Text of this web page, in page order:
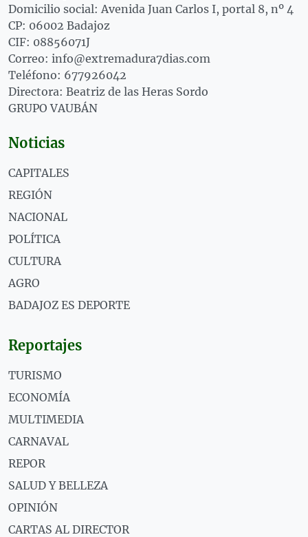
Domicilio social: Avenida Juan Carlos I, portal 8, nº 4
CP: 06002 Badajoz
CIF: 08856071J
Correo: info@extremadura7dias.com
Teléfono: 677926042
Directora: Beatriz de las Heras Sordo
GRUPO VAUBÁN
Noticias
CAPITALES
REGIÓN
NACIONAL
POLÍTICA
CULTURA
AGRO
BADAJOZ ES DEPORTE
Reportajes
TURISMO
ECONOMÍA
MULTIMEDIA
CARNAVAL
REPOR
SALUD Y BELLEZA
OPINIÓN
CARTAS AL DIRECTOR